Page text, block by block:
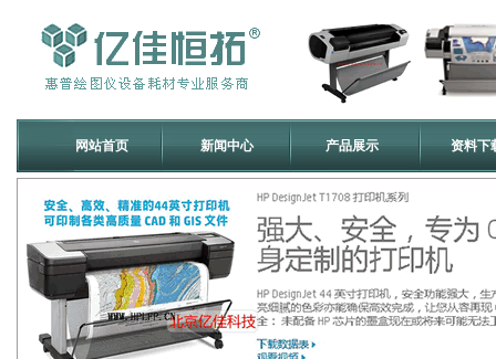
网站首页 新闻中心 产品展示 资料下